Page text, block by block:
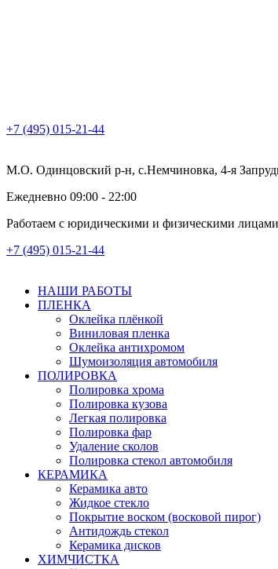
+7 (495) 015-21-44
М.О. Одинцовский р-н, с.Немчиновка, 4-я
Ежедневно 09:00 - 22:00
Работаем с юридическими и физическими
+7 (495) 015-21-44
НАШИ РАБОТЫ
ПЛЕНКА
Оклейка плёнкой
Виниловая пленка
Оклейка антихромом
Шумоизоляция автомобиля
ПОЛИРОВКА
Полировка хрома
Полировка кузова
Легкая полировка
Полировка фар
Удаление сколов
Полировка стекол автомобиля
КЕРАМИКА
Керамика авто
Жидкое стекло
Покрытие воском (восковой пирог)
Антидождь стекол
Керамика дисков
ХИМЧИСТКА